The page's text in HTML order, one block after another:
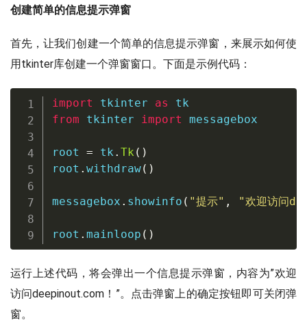
创建简单的信息提示弹窗
首先，让我们创建一个简单的信息提示弹窗，来展示如何使
用tkinter库创建一个弹窗窗口。下面是示例代码：
import tkinter as
from tkinter import messagebox
root = tk . Tk ( )
root . withdraw( )
messagebox . showinfo ( "提示" , "欢迎访问
root . mainloop ( )
运行上述代码，将会弹出一个信息提示弹窗，内容为”欢迎
访问deepinout.com！”。点击弹窗上的确定按钮即可关闭弹
窗。